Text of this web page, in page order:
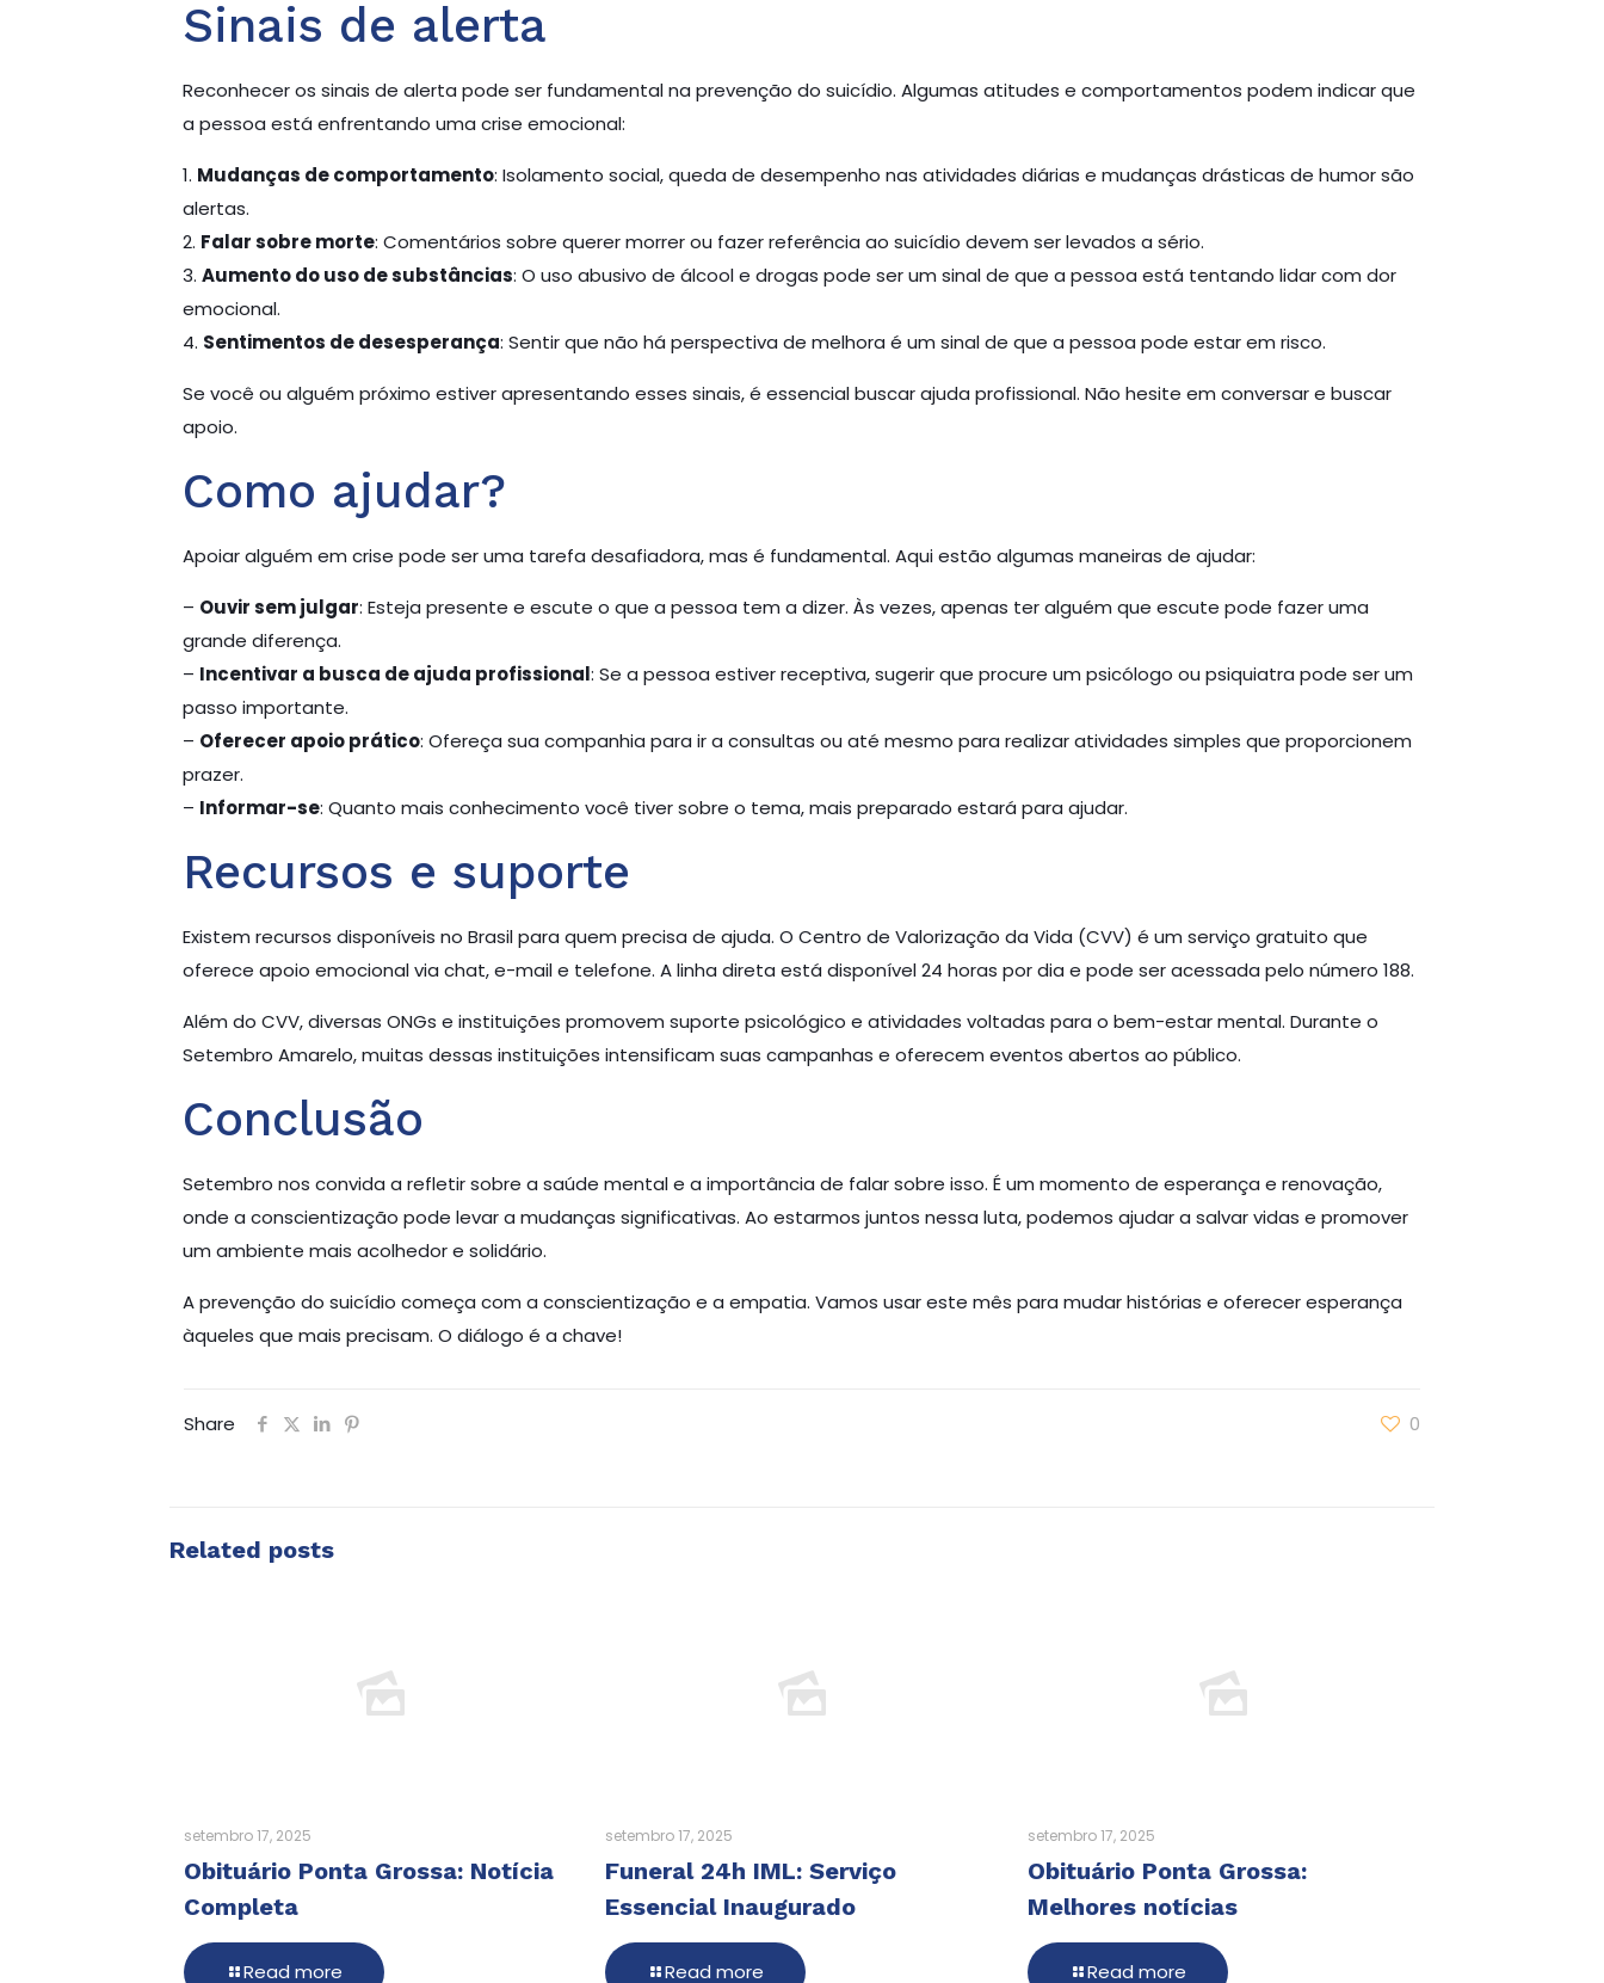
Sinais de alerta
Reconhecer os sinais de alerta pode ser fundamental na prevenção do suicídio. Algumas atitudes e comportamentos podem indicar que
a pessoa está enfrentando uma crise emocional:
1. Mudanças de comportamento: Isolamento social, queda de desempenho nas atividades diárias e mudanças drásticas de humor são
alertas.
2. Falar sobre morte: Comentários sobre querer morrer ou fazer referência ao suicídio devem ser levados a sério.
3. Aumento do uso de substâncias: O uso abusivo de álcool e drogas pode ser um sinal de que a pessoa está tentando lidar com dor
emocional.
4. Sentimentos de desesperança: Sentir que não há perspectiva de melhora é um sinal de que a pessoa pode estar em risco.
Se você ou alguém próximo estiver apresentando esses sinais, é essencial buscar ajuda profissional. Não hesite em conversar e buscar
apoio.
Como ajudar?
Apoiar alguém em crise pode ser uma tarefa desafiadora, mas é fundamental. Aqui estão algumas maneiras de ajudar:
– Ouvir sem julgar: Esteja presente e escute o que a pessoa tem a dizer. Às vezes, apenas ter alguém que escute pode fazer uma
grande diferença.
– Incentivar a busca de ajuda profissional: Se a pessoa estiver receptiva, sugerir que procure um psicólogo ou psiquiatra pode ser um
passo importante.
– Oferecer apoio prático: Ofereça sua companhia para ir a consultas ou até mesmo para realizar atividades simples que proporcionem
prazer.
– Informar-se: Quanto mais conhecimento você tiver sobre o tema, mais preparado estará para ajudar.
Recursos e suporte
Existem recursos disponíveis no Brasil para quem precisa de ajuda. O Centro de Valorização da Vida (CVV) é um serviço gratuito que
oferece apoio emocional via chat, e-mail e telefone. A linha direta está disponível 24 horas por dia e pode ser acessada pelo número 188.
Além do CVV, diversas ONGs e instituições promovem suporte psicológico e atividades voltadas para o bem-estar mental. Durante o
Setembro Amarelo, muitas dessas instituições intensificam suas campanhas e oferecem eventos abertos ao público.
Conclusão
Setembro nos convida a refletir sobre a saúde mental e a importância de falar sobre isso. É um momento de esperança e renovação,
onde a conscientização pode levar a mudanças significativas. Ao estarmos juntos nessa luta, podemos ajudar a salvar vidas e promover
um ambiente mais acolhedor e solidário.
A prevenção do suicídio começa com a conscientização e a empatia. Vamos usar este mês para mudar histórias e oferecer esperança
àqueles que mais precisam. O diálogo é a chave!
Share 0
Related posts
setembro 17, 2025
Obituário Ponta Grossa: Notícia
Completa
Read more
setembro 17, 2025
Funeral 24h IML: Serviço
Essencial Inaugurado
Read more
setembro 17, 2025
Obituário Ponta Grossa:
Melhores notícias
Read more